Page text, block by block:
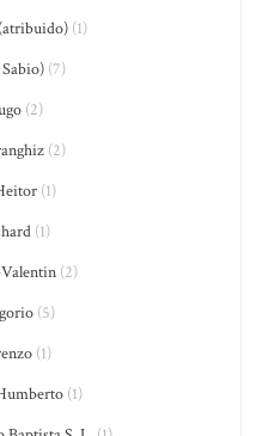
(1)
(7)
(2)
(2)
(1)
(1)
(2)
(5)
(1)
(1)